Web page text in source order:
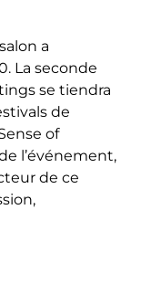
a
La seconde
se tiendra
de
of
l’événement,
de ce